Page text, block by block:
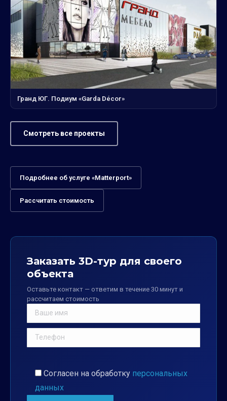
Гранд ЮГ. Подиум «Garda Décor»
Смотреть все проекты
Подробнее об услуге «Matterport»
Рассчитать стоимость
Заказать 3D-тур для своего
объекта
Оставьте контакт — ответим в течение 30 минут и
рассчитаем стоимость
Согласен на обработку персональных
данных